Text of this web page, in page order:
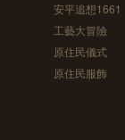
安平追想1661
工藝大冒險
原住民儀式
原住民服飾